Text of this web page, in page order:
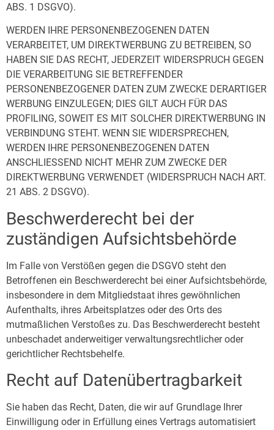
ABS. 1 DSGVO).
WERDEN IHRE PERSONENBEZOGENEN DATEN
VERARBEITET, UM DIREKTWERBUNG ZU BETREIBEN, SO
HABEN SIE DAS RECHT, JEDERZEIT WIDERSPRUCH GEGEN
DIE VERARBEITUNG SIE BETREFFENDER
PERSONENBEZOGENER DATEN ZUM ZWECKE DERARTIGER
WERBUNG EINZULEGEN; DIES GILT AUCH FÜR DAS
PROFILING, SOWEIT ES MIT SOLCHER DIREKTWERBUNG IN
VERBINDUNG STEHT. WENN SIE WIDERSPRECHEN,
WERDEN IHRE PERSONENBEZOGENEN DATEN
ANSCHLIESSEND NICHT MEHR ZUM ZWECKE DER
DIREKTWERBUNG VERWENDET (WIDERSPRUCH NACH ART.
21 ABS. 2 DSGVO).
Beschwerde­recht bei der
zuständigen Aufsichts­behörde
Im Falle von Verstößen gegen die DSGVO steht den
Betroffenen ein Beschwerderecht bei einer Aufsichtsbehörde,
insbesondere in dem Mitgliedstaat ihres gewöhnlichen
Aufenthalts, ihres Arbeitsplatzes oder des Orts des
mutmaßlichen Verstoßes zu. Das Beschwerderecht besteht
unbeschadet anderweitiger verwaltungsrechtlicher oder
gerichtlicher Rechtsbehelfe.
Recht auf Daten­übertrag­barkeit
Sie haben das Recht, Daten, die wir auf Grundlage Ihrer
Einwilligung oder in Erfüllung eines Vertrags automatisiert